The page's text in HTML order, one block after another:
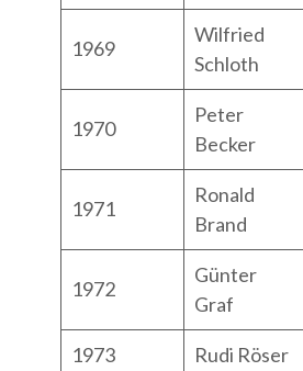
1969
Wilfried
Schloth
1970
Peter
Becker
1971
Ronald
Brand
1972
Günter
Graf
1973 Rudi Röser